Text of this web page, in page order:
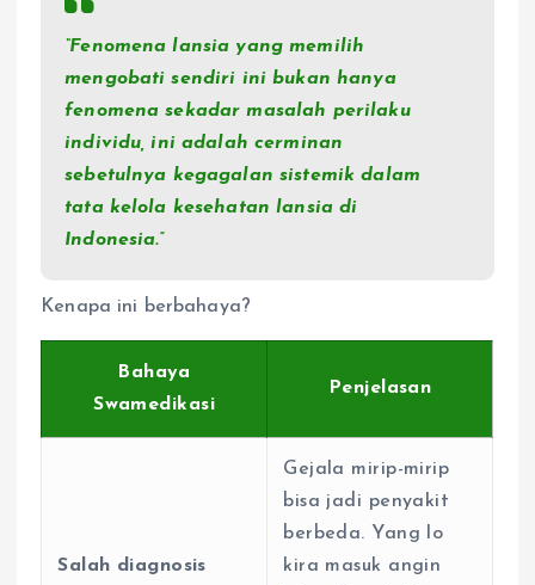
“Fenomena lansia yang memilih
mengobati sendiri ini bukan hanya
fenomena sekadar masalah perilaku
individu, ini adalah cerminan
sebetulnya kegagalan sistemik dalam
tata kelola kesehatan lansia di
Indonesia.”
Kenapa ini berbahaya?
Bahaya
Swamedikasi
Penjelasan
Salah diagnosis
Gejala mirip-mirip
bisa jadi penyakit
berbeda. Yang lo
kira masuk angin